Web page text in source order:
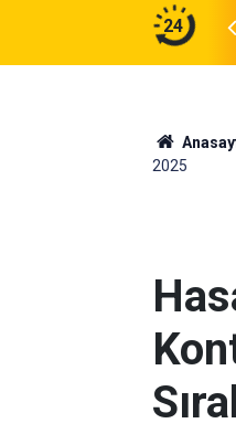
24
Belli Oldu: İki Program
2025